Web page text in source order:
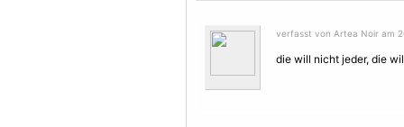
verfasst von Artea Noir am
die will nicht jeder, die